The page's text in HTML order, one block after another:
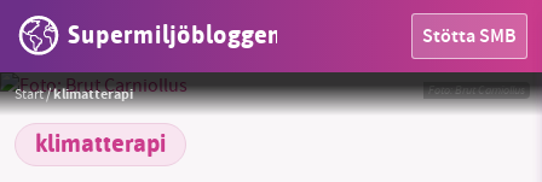
Supermiljöbloggen Stötta SMB
OMRÅDEN
MILJÖFAKTA
Start/klimatterapi
klimatterapi
Foto:Brut Carniollus